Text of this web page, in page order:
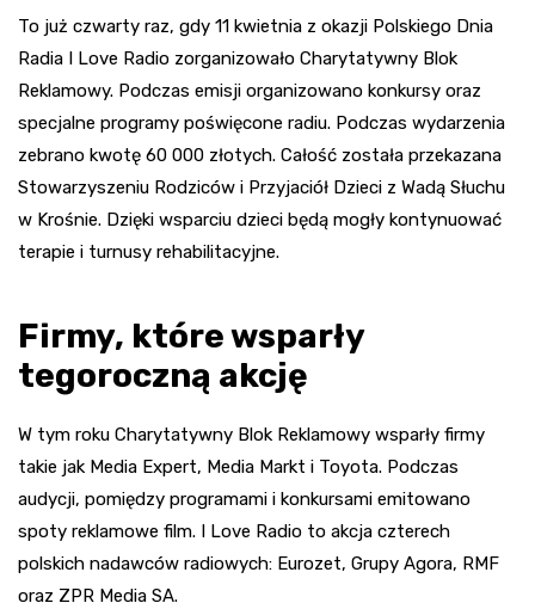
To już czwarty raz, gdy 11 kwietnia z okazji Polskiego Dnia
Radia I Love Radio zorganizowało Charytatywny Blok
Reklamowy. Podczas emisji organizowano konkursy oraz
specjalne programy poświęcone radiu. Podczas wydarzenia
zebrano kwotę 60 000 złotych. Całość została przekazana
Stowarzyszeniu Rodziców i Przyjaciół Dzieci z Wadą Słuchu
w Krośnie. Dzięki wsparciu dzieci będą mogły kontynuować
terapie i turnusy rehabilitacyjne.
Firmy, które wsparły
tegoroczną akcję
W tym roku Charytatywny Blok Reklamowy wsparły firmy
takie jak Media Expert, Media Markt i Toyota. Podczas
audycji, pomiędzy programami i konkursami emitowano
spoty reklamowe film. I Love Radio to akcja czterech
polskich nadawców radiowych: Eurozet, Grupy Agora, RMF
oraz ZPR Media SA.